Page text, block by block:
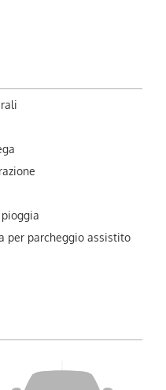
per parcheggio assistito